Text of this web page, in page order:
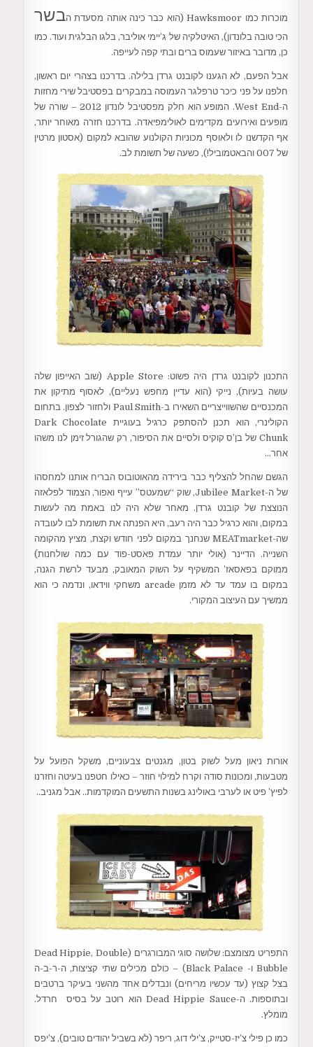
מוכרות כמו Hawksmoor (הוא כבר כינה אותה מסעדת ה בשר
הכי טובה בלונדון), האיטלקיה של ג’יימי אוליבר, בלגו הבלגית ועוד. כמו
כן, מדובר באיזור שעמוס ברים ובתי קפה לעייפה.
אבל הפעם, לא הגענו לקובנט גרדן בלילה. בדרכנו בצהרי יום ראשון,
חלפנו על פני כיכר טרפלגר העמוסה במבקרים בפסטיבל שירי מחזות
ה-West End. המופע הוא חלק מפסטיבל לונדון 2012 – שורה של
מופעים ואירועים מקדימים לאולימפיאדה. בדרכנו חזרה מאוחר יותר,
אף הקדשנו לו ולאוסף מכוניות הקולנוע שהובא למקום (אסטון מרטין
של 007 והבאטמוביל!), כשעה של תשומת לב.
התכנון לקובנט גרדן היה פשוט: Apple Store (שוב האייפון שלה
עושה בעיות), נייקי (הוא עדיין מחפש נעליים), לאסוף מתיקון את
המכנסיים שהשווייצריים השאירו ב-Paul Smith ולחזור לצפון. בתחום
הקולינרי, הוא תכנן להסתפק כרגיל בעוגיית Dark Chocolate
Chunk של בן’ס קוקיס ולסיים את הסיפור, רק שהגורל זימן לנו משהו
אחר…
הגשם שהחל להצליף כבר בירידה מהאוטובוס הבריח אותנו למחסהו
של ה-Jubilee Market, שוק “שמעטס” עייף ואפור, הצמוד לפלאזה
הנוצצת של קובנט גרדן. מאחר שלא היה לנו באמת מה לעשות
במקום, והוא כרגיל כבר היה רעב, היא הפנתה את תשומת לבו לעובדה
שה-MEATmarket שנחנך במקום לפני חודש וקצת, מציץ מהקומה
השנייה. הדיינר (אולי יותר עמדת פאסט-פוד עם כמה שולחנות)
ממוקם בפאסאז’ המשקיף על השוק המאובק, מבעד לרשת הגנה,
במקום בו עמד עד לא מזמן arcade משחקי ווידאו, ונדמה כי הוא
ממשיך עם העיצוב המקורי.
אורות ניאון מעל לשוק בטון, מגנטים צבעוניים, משקל הפועל על
מטבעות, ומכונות סודה וקרח למילוי חוזר – כאילו חטפנו בעיטה וחזרנו
לפיץ’ פיט או לערבי באולינג בשנות התשעים המוקדמות.. אבל מגניב..
התפריט מצומצם: שלושה סוגי המבורגרים (Dead Hippie, Double
Bubble ו- Black Palace) – כולם מכילים שתי קציצות, ה-ר-ב-ה
בצל קצוץ (עד עכשיו מריחים) ונבדלים אחד מהשני בעיקר ברטבים
ובתוספות. ה-Dead Hippie Sauce הוא רוטב על בסיס חרדל.
מומלץ.
כמו כן פילי צ’יז-סטייק, צ’ילי דוג, ריפר (לא בשביל יהודים טובים), צ’יפס